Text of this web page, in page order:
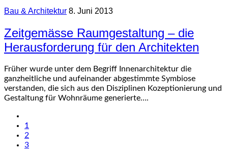
Bau & Architektur 8. Juni 2013
Zeitgemässe Raumgestaltung – die
Herausforderung für den Architekten
Früher wurde unter dem Begriff Innenarchitektur die
ganzheitliche und aufeinander abgestimmte Symbiose
verstanden, die sich aus den Disziplinen Kozeptionierung und
Gestaltung für Wohnräume generierte….
1
2
3